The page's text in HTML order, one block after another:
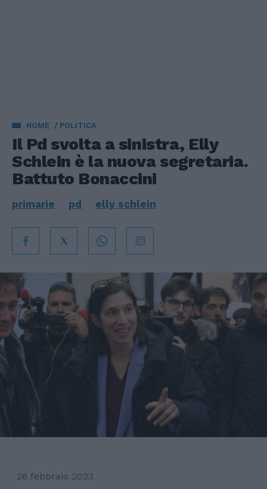
HOME POLITICA
Il Pd svolta a sinistra, Elly
Schlein è la nuova segretaria.
Battuto Bonaccini
primarie pd elly schlein
26 febbraio 2023